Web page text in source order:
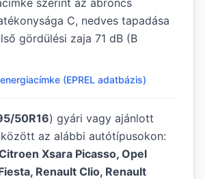
szerint az abroncs
C, nedves tapadása
gördülési zaja 71 dB (B
(EPREL adatbázis)
50R16) gyári vagy ajánlott
az alábbi autótípusokon:
Xsara Picasso, Opel
Renault Clio, Renault